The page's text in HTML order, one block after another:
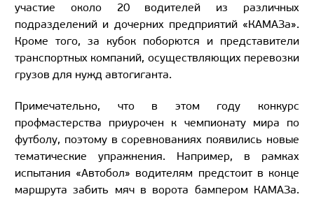
участие около 20 водителей из различных
подразделений и дочерних предприятий «КАМАЗа».
Кроме того, за кубок поборются и представители
транспортных компаний, осуществляющих перевозки
грузов для нужд автогиганта.
Примечательно, что в этом году конкурс
профмастерства приурочен к чемпионату мира по
футболу, поэтому в соревнованиях появились новые
тематические упражнения. Например, в рамках
испытания «Автобол» водителям предстоит в конце
маршрута забить мяч в ворота бампером КАМАЗа.